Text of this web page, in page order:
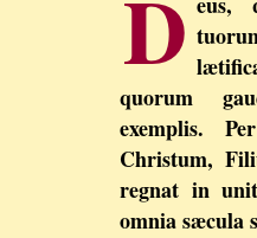
D
quorum
exemplis.
Christum,
regnat in
omnia sæcula